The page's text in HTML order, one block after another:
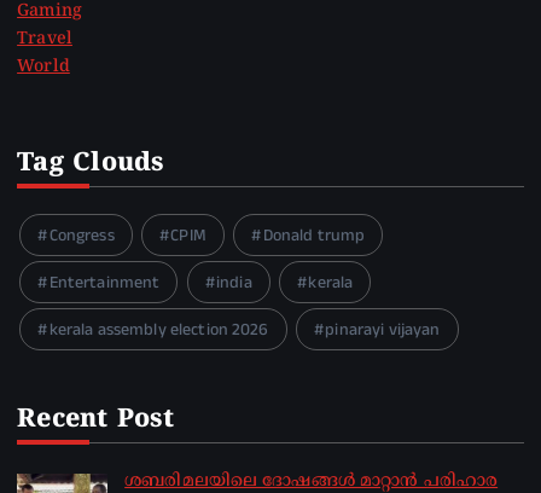
Gaming
Travel
World
Tag Clouds
Congress CPIM
Donald trump
Entertainment
india
kerala
kerala assembly election 2026
pinarayi vijayan
Recent Post
ശബരിമലയിലെ ദോഷങ്ങൾ മാറ്റാൻ പരിഹാര